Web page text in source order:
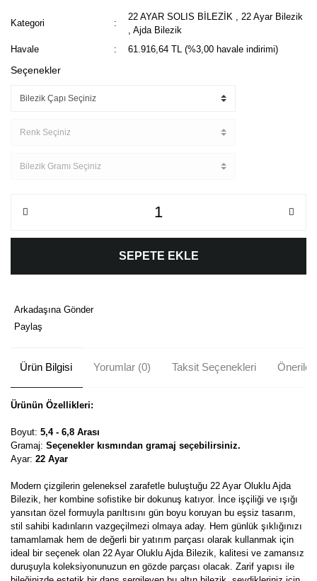
Kategori
22 AYAR SOLIS BİLEZİK
22 Ayar Bilezik
,Ajda Bilezik
Havale
61.916,64 TL (%3,00 havale indirimi)
Seçenekler
SEPETE EKLE
Arkadaşına Gönder
Paylaş
Ürün Bilgisi Yorumlar (0) Taksit Seçenekleri
Ürünün Özellikleri:
Boyut: 5,4 - 6,8 Arası
Gramaj: Seçenekler kısmından gramaj seçebilirsiniz.
Ayar: 22 Ayar
Modern çizgilerin geleneksel zarafetle buluştuğu 22 Ayar Oluklu Ajda
Bilezik, her kombine sofistike bir dokunuş katıyor. İnce işçiliği ve ışığı
yansıtan özel formuyla parıltısını gün boyu koruyan bu eşsiz tasarım,
stil sahibi kadınların vazgeçilmezi olmaya aday. Hem günlük şıklığınızı
tamamlamak hem de değerli bir yatırım parçası olarak kullanmak için
ideal bir seçenek olan 22 Ayar Oluklu Ajda Bilezik, kalitesi ve zamansız
duruşuyla koleksiyonunuzun en gözde parçası olacak. Zarif yapısı ile